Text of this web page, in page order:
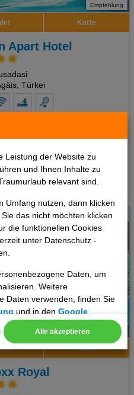
Leistung der Website zu
und Ihnen Inhalte zu
relevant sind.
Umfang nutzen, dann klicken
Sie das nicht möchten klicken
die funktionellen Cookies
unter Datenschutz -
Daten, um
Weitere
Daten verwenden, finden Sie
und in denGoogle
Alle akzeptieren
Empfehlung
Karte
Apart Hotel
Türkei
Ohne Verpflegung
€
Karte
Royal